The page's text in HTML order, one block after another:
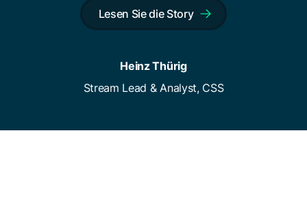
Lesen Sie die Story
Heinz Thürig
Stream Lead & Analyst, CSS